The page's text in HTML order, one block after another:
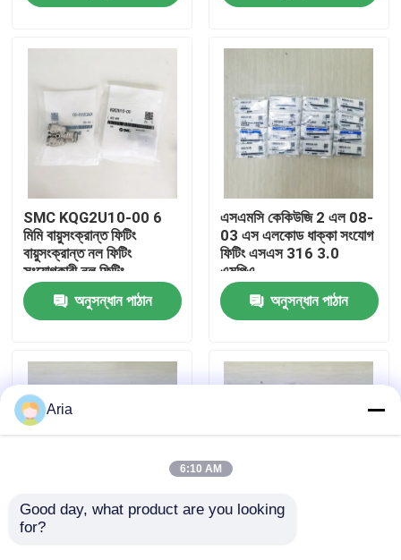
পণ্য
আমাদের সম্বন্ধে
কারখানা পরিদর্শন
গুণমান নিয়ন্ত্রণ
আমাদের সাথে যোগাযোগ
খবর
SMC KQG2U10-00 6
মিমি বায়ুসংক্রান্ত ফিটিং
বায়ুসংক্রান্ত নল ফিটিং
সংযোগকারী নল ফিটিং
অনুসন্ধান পাঠান
এসএমসি কেকিউজি 2 এল 08-
03 এস এলকোড ধাক্কা সংযোগ
ফিটিং এসএস 316 3.0
এমপিএ
অনুসন্ধান পাঠান
এসএমসি কেকিউজি 2 এল 10-
Aria
6:10 AM
Good day, what product are you looking
for?